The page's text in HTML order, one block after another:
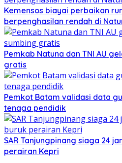
Kemensos biayai perbaikan
berpenghasilan rendah di
Pemkab Natuna dan TNI AU
gratis
Pemkot Batam validasi data
tenaga pendidik
SAR Tanjungpinang siaga 24
perairan Kepri